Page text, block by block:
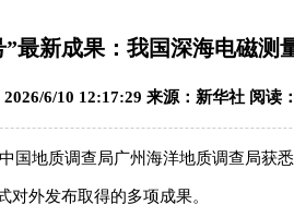
”最新成果：我国深海电磁测
2026/6/10 12:17:29 来源：新华社 阅读
国地质调查局广州海洋地质调查局获
外发布取得的多项成果。